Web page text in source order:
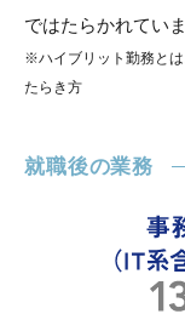
ではたらかれていま
※ハイブリット勤務と
たらき方
就職後の業務